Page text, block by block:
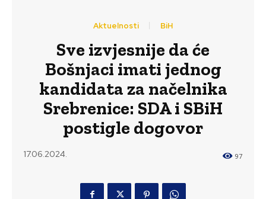
Aktuelnosti BiH
Sve izvjesnije da će
Bošnjaci imati jednog
kandidata za načelnika
Srebrenice: SDA i SBiH
postigle dogovor
17.06.2024. 97